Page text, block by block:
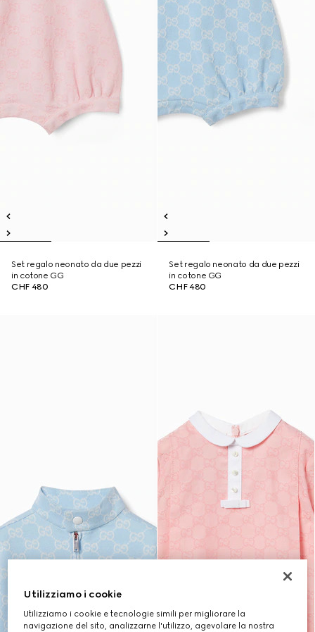
Set regalo neonato da due pezzi
in cotone GG
CHF 480
Set regalo neonato da due pezzi
in cotone GG
CHF 480
Utilizziamo i cookie
Utilizziamo i cookie e tecnologie simili per migliorare la
navigazione del sito, analizzarne l'utilizzo, agevolare la nostra